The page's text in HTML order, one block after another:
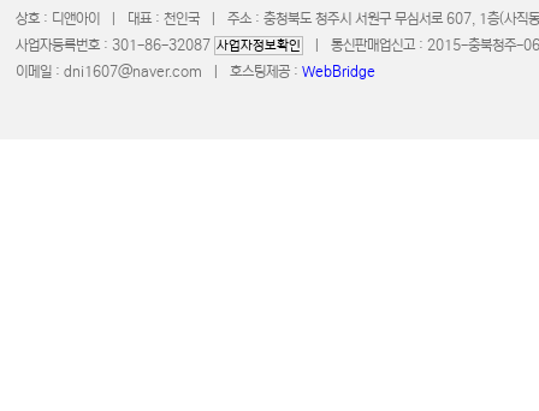
상호 : 디앤아이 | 대표 : 천인국 | 주소 : 충청북도 청주시 서원구 무심서로 607, 1층(사직
사업자등록번호 : 301-86-32087 사업자정보확인
| 통신판매업신고 : 2015-충북청
이메일 : dni1607@naver.com | 호스팅제공 : WebBridge